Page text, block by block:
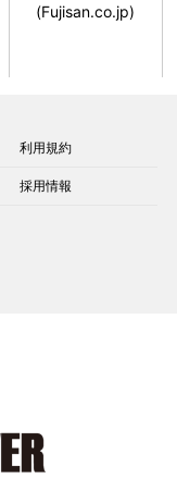
(Fujisan.co.jp)
利用規約
採用情報